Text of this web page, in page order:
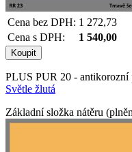
Cena bez DPH: 1 272,73
Cena s DPH:
1 540,00
PLUS PUR 20 - antikorozní
Světle žlutá
Základní složka nátěru